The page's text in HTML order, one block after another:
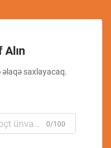
saxlayacaq.
0/100